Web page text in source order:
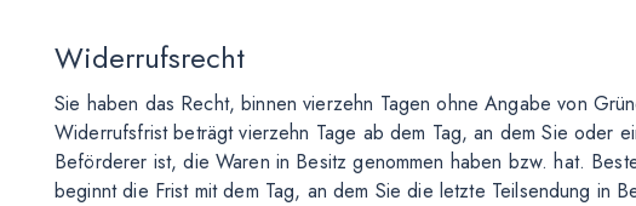
Widerrufsrecht
Sie haben das Recht, binnen vierzehn Tagen ohne Angabe von
Widerrufsfrist beträgt vierzehn Tage ab dem Tag, an dem Sie oder
Beförderer ist, die Waren in Besitz genommen haben bzw. hat.
beginnt die Frist mit dem Tag, an dem Sie die letzte Teilsendung in